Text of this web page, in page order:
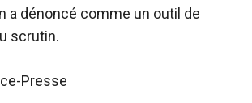
a dénoncé comme un outil de
scrutin.
Presse